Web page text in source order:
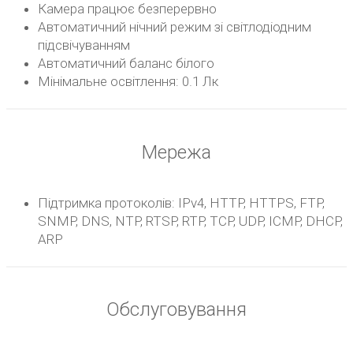
Камера працює безперервно
Автоматичний нічний режим зі світлодіодним
підсвічуванням
Автоматичний баланс білого
Мінімальне освітлення: 0.1 Лк
Мережа
Підтримка протоколів: IPv4, HTTP, HTTPS, FTP,
SNMP, DNS, NTP, RTSP, RTP, TCP, UDP, ICMP, DHCP,
ARP
Обслуговування